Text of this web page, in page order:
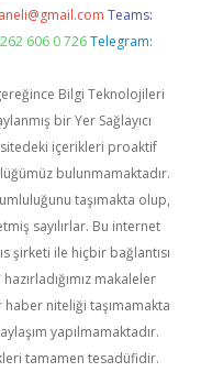
Teams:
606 0 726 Telegram:
Bilgi Teknolojileri
bir Yer Sağlayıcı
içerikleri proaktif
bulunmamaktadır.
taşımakta olup,
sayılırlar. Bu internet
şirketi ile hiçbir bağlantısı
makaleler
niteliği taşımamakta
yapılmamaktadır.
tamamen tesadüfidir.